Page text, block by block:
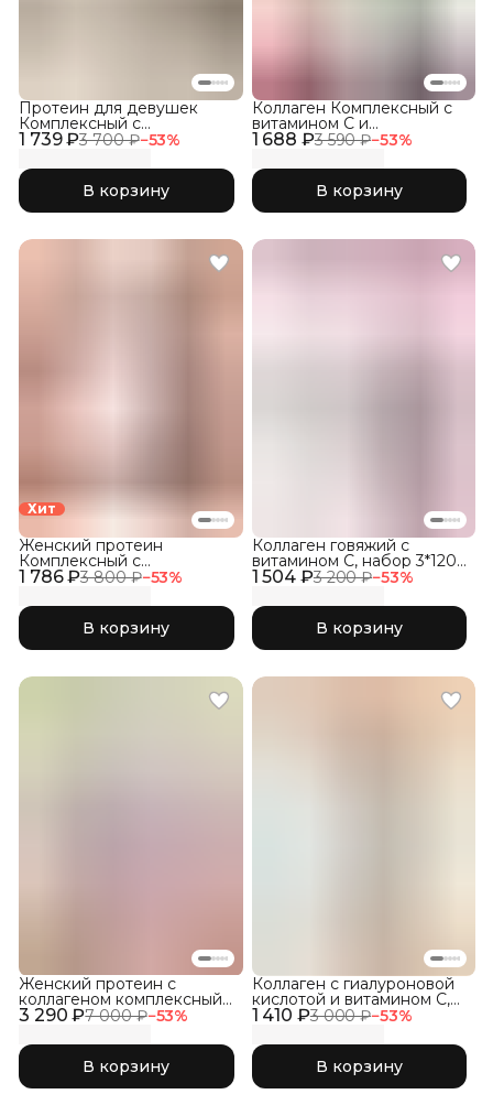
1 739 ₽3 700 ₽−53%
Протеин для девушек
Комплексный с
Коллагеном, Кокос
В корзину
1 688 ₽3 590 ₽−53%
Коллаген Комплексный с
витамином C и
гиалуроновой кислотой,
В корзину
Хит
1 786 ₽3 800 ₽−53%
Женский протеин
Комплексный с
коллагеном и розовой
В корзину
1 504 ₽3 200 ₽−53%
Коллаген говяжий с
витамином C, набор 3*120
капсул
В корзину
3 290 ₽7 000 ₽−53%
Женский протеин с
коллагеном комплексный
1800, Банан с клубникой
В корзину
1 410 ₽3 000 ₽−53%
Коллаген с гиалуроновой
кислотой и витамином С,
Без ароматизаторов, 300г
В корзину